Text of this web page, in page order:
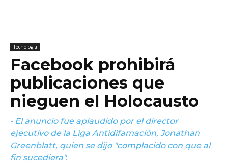
Tecnología
Facebook prohibirá
publicaciones que
nieguen el Holocausto
• El anuncio fue aplaudido por el director
ejecutivo de la Liga Antidifamación, Jonathan
Greenblatt, quien se dijo "complacido con que al
fin sucediera".